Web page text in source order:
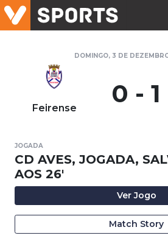
DOMINGO, 3 DE
Feirense 0 - 1
JOGADA
CD AVES, JOGADA,
AOS 26'
Ver Jogo
Match Story